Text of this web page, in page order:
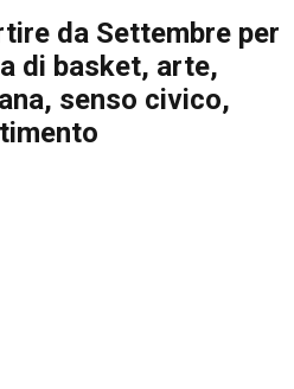
da Settembre per
di basket, arte,
senso civico,